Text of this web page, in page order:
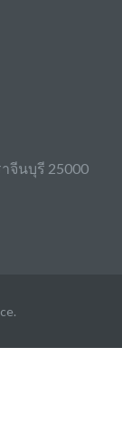
จีนบุรี 25000